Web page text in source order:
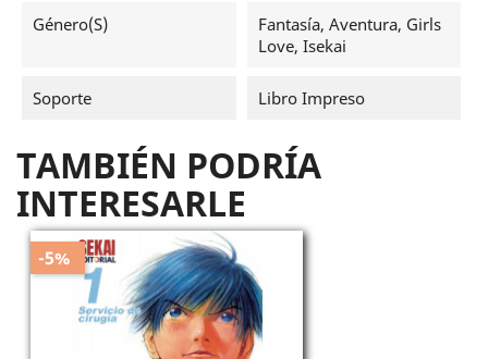
Género(s)
Fantasía, Aventura, Girls
Love, Isekai
Soporte Libro Impreso
TAMBIÉN PODRÍA
INTERESARLE
-5%